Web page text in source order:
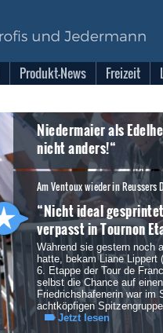
Produkt-News Freizeit
Niedermaier als
nicht anders!“
Am Ventoux wieder in Reussers
“Nicht ideal
verpasst in Tournon
Während sie gestern noch
hatte, bekam Liane Lippert
6. Etappe der Tour de
selbst die Chance auf
Friedrichshafenerin war im
achtköpfigen
Jetzt lesen